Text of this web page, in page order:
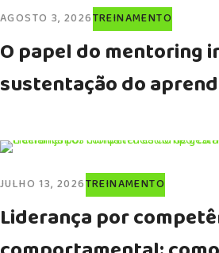
AGOSTO 3, 2026TREINAMENTO
O papel do mentoring
sustentação do
JULHO 13, 2026TREINAMENTO
Liderança por